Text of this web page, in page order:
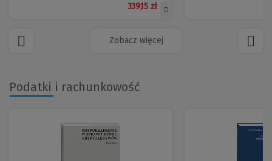
339,15 zł
Zobacz więcej
Podatki i rachunkowość